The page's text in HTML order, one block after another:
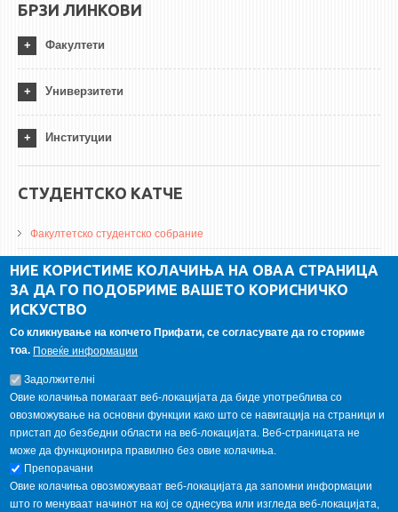
БРЗИ ЛИНКОВИ
Факултети
Универзитети
Институции
СТУДЕНТСКО КАТЧЕ
Факултетско студентско собрание
ДА Винчи магазин
Алумни асоцијација
ГАЛЕРИЈА
НИЕ КОРИСТИМЕ КОЛАЧИЊА НА ОВАА СТРАНИЦА
ЗА ДА ГО ПОДОБРИМЕ ВАШЕТО КОРИСНИЧКО
ИСКУСТВО
Со кликнување на копчето Прифати, се согласувате да го сториме
тоа. Повеќе информации
Задолжителнi
Овие колачиња помагаат веб-локацијата да биде употреблива со
овозможување на основни функции како што се навигација на страници и
пристап до безбедни области на веб-локацијата. Веб-страницата не
може да функционира правилно без овие колачиња.
Препорачани
Овие колачиња овозможуваат веб-локацијата да запомни информации
што го менуваат начинот на кој се однесува или изгледа веб-локацијата,